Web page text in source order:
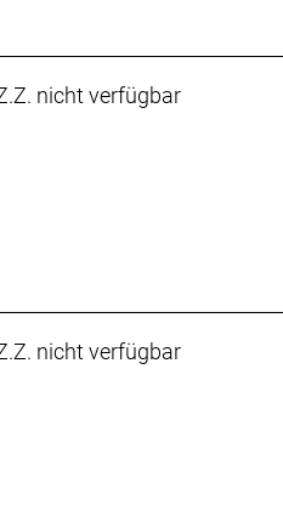
nicht verfügbar
nicht verfügbar